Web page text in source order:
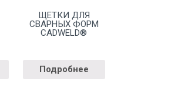
ЩЕТКИ ДЛЯ
СВАРНЫХ ФОРМ
CADWELD®
Подробнее